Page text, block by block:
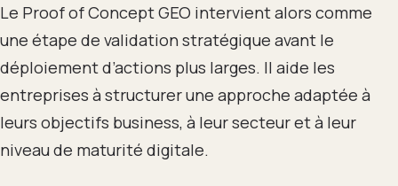
Le Proof of Concept GEO intervient alors comme
une étape de validation stratégique avant le
déploiement d’actions plus larges. Il aide les
entreprises à structurer une approche adaptée à
leurs objectifs business, à leur secteur et à leur
niveau de maturité digitale.